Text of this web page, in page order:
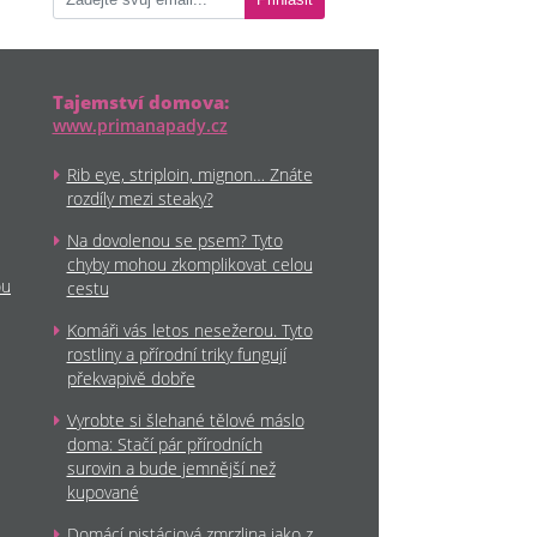
Tajemství domova:
www.primanapady.cz
Rib eye, striploin, mignon… Znáte
rozdíly mezi steaky?
Na dovolenou se psem? Tyto
chyby mohou zkomplikovat celou
cestu
Komáři vás letos nesežerou. Tyto
rostliny a přírodní triky fungují
překvapivě dobře
Vyrobte si šlehané tělové máslo
doma: Stačí pár přírodních
surovin a bude jemnější než
kupované